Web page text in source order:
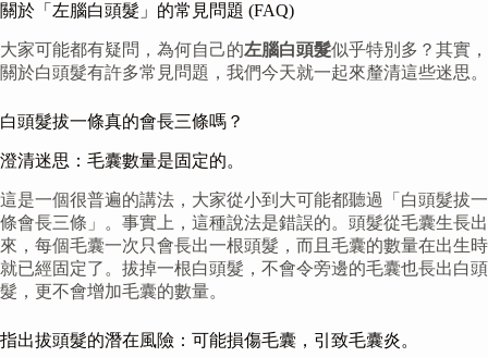
關於「左腦白頭髮」的常見問題 (FAQ)
大家可能都有疑問，為何自己的左腦白頭髮似乎特別多？其實，
關於白頭髮有許多常見問題，我們今天就一起來釐清這些迷思。
白頭髮拔一條真的會長三條嗎？
澄清迷思：毛囊數量是固定的。
這是一個很普遍的講法，大家從小到大可能都聽過「白頭髮拔一
條會長三條」。事實上，這種說法是錯誤的。頭髮從毛囊生長出
來，每個毛囊一次只會長出一根頭髮，而且毛囊的數量在出生時
就已經固定了。拔掉一根白頭髮，不會令旁邊的毛囊也長出白頭
髮，更不會增加毛囊的數量。
指出拔頭髮的潛在風險：可能損傷毛囊，引致毛囊炎。